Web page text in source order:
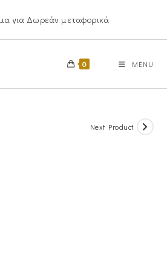
για Δωρεάν μεταφορικά
0 MENU
Next Product